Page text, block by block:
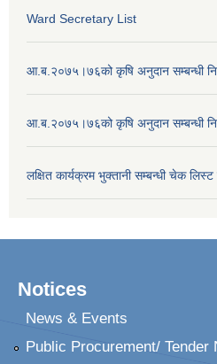
Ward Secretary List
आ.ब.२०७५।७६को कृषि अनुदान सम्बन्धी
आ.ब.२०७५।७६को कृषि अनुदान सम्बन्धी
लक्षित कार्यक्रम भुक्तानी सम्बन्धी चेक
Notices
News & Events
Public Procurement/ Tender